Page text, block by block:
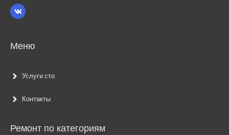
Меню
Услуги сто
Контакты
Ремонт по категориям